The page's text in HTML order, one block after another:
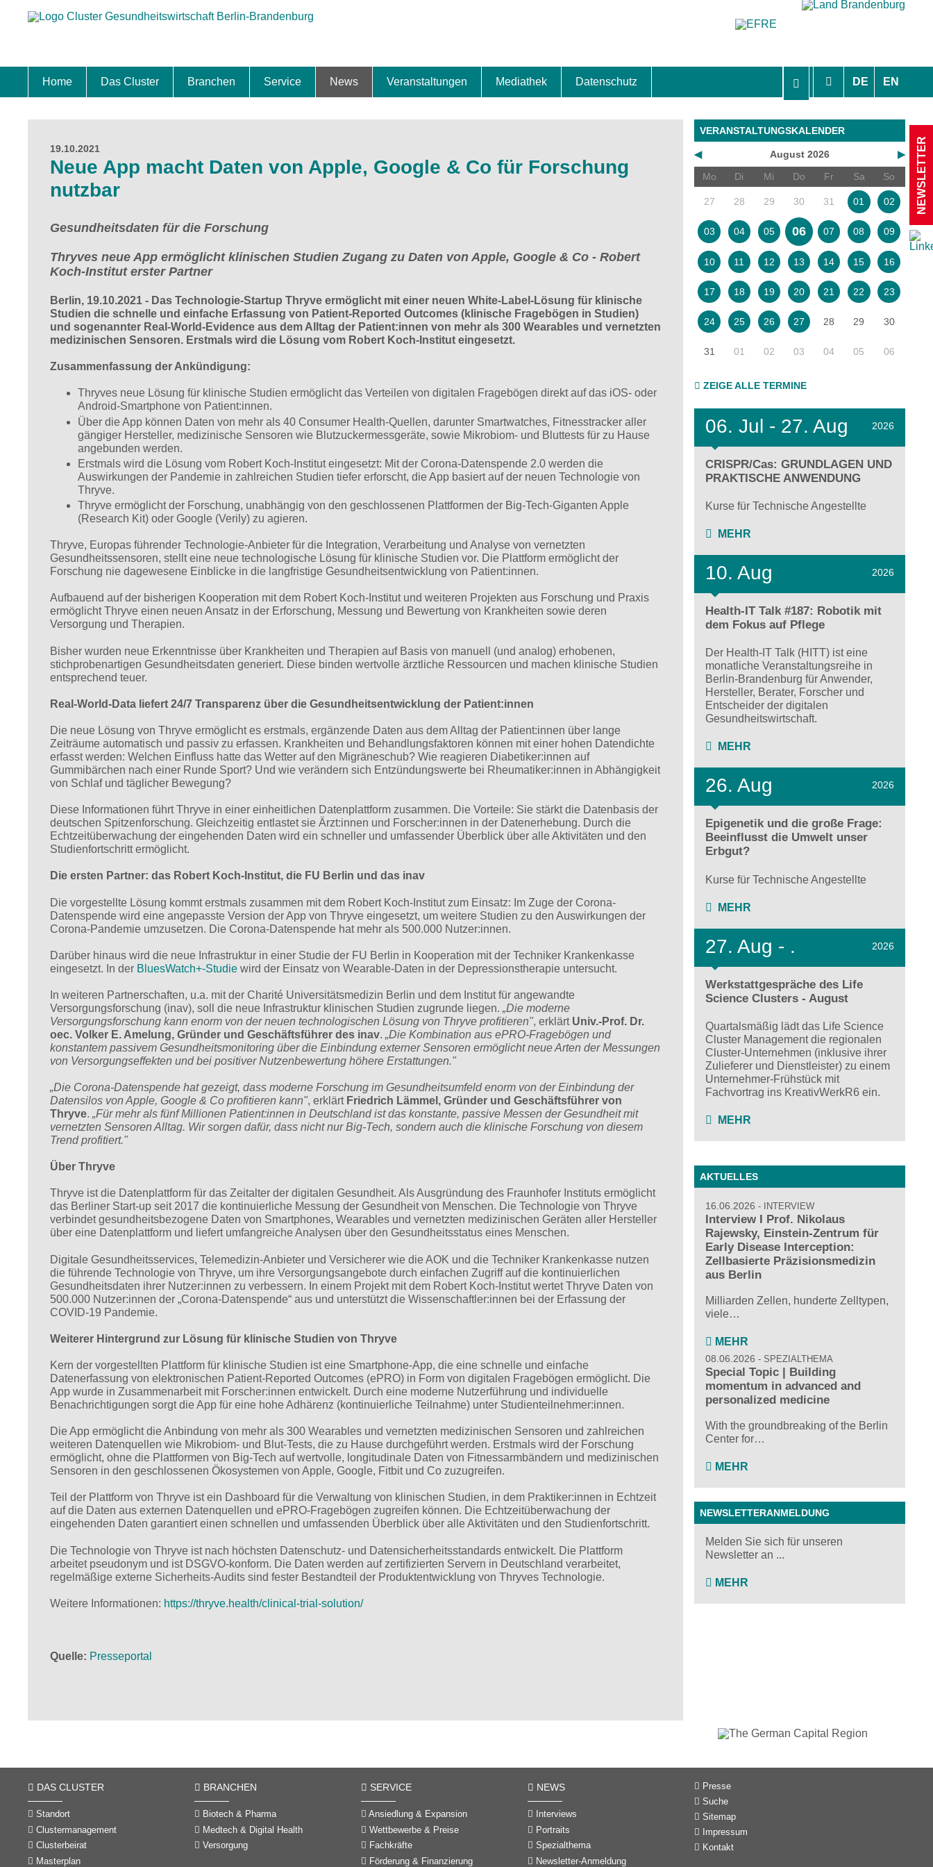
DE EN
Home Das Cluster Branchen Service News Veranstaltungen Mediathek Datenschutz
19.10.2021
Neue App macht Daten von Apple, Google & Co für Forschung
nutzbar
Gesundheitsdaten für die Forschung
Thryves neue App ermöglicht klinischen Studien Zugang zu Daten von Apple, Google & Co - Robert
Koch-Institut erster Partner
Berlin, 19.10.2021 - Das Technologie-Startup Thryve ermöglicht mit einer neuen White-Label-Lösung für klinische
Studien die schnelle und einfache Erfassung von Patient-Reported Outcomes (klinische Fragebögen in Studien)
und sogenannter Real-World-Evidence aus dem Alltag der Patient:innen von mehr als 300 Wearables und vernetzten
medizinischen Sensoren. Erstmals wird die Lösung vom Robert Koch-Institut eingesetzt.
Zusammenfassung der Ankündigung:
Thryves neue Lösung für klinische Studien ermöglicht das Verteilen von digitalen Fragebögen direkt auf das iOS- oder
Android-Smartphone von Patient:innen.
Über die App können Daten von mehr als 40 Consumer Health-Quellen, darunter Smartwatches, Fitnesstracker aller
gängiger Hersteller, medizinische Sensoren wie Blutzuckermessgeräte, sowie Mikrobiom- und Bluttests für zu Hause
angebunden werden.
Erstmals wird die Lösung vom Robert Koch-Institut eingesetzt: Mit der Corona-Datenspende 2.0 werden die
Auswirkungen der Pandemie in zahlreichen Studien tiefer erforscht, die App basiert auf der neuen Technologie von
Thryve.
Thryve ermöglicht der Forschung, unabhängig von den geschlossenen Plattformen der Big-Tech-Giganten Apple
(Research Kit) oder Google (Verily) zu agieren.
Thryve, Europas führender Technologie-Anbieter für die Integration, Verarbeitung und Analyse von vernetzten
Gesundheitssensoren, stellt eine neue technologische Lösung für klinische Studien vor. Die Plattform ermöglicht der
Forschung nie dagewesene Einblicke in die langfristige Gesundheitsentwicklung von Patient:innen.
Aufbauend auf der bisherigen Kooperation mit dem Robert Koch-Institut und weiteren Projekten aus Forschung und Praxis
ermöglicht Thryve einen neuen Ansatz in der Erforschung, Messung und Bewertung von Krankheiten sowie deren
Versorgung und Therapien.
Bisher wurden neue Erkenntnisse über Krankheiten und Therapien auf Basis von manuell (und analog) erhobenen,
stichprobenartigen Gesundheitsdaten generiert. Diese binden wertvolle ärztliche Ressourcen und machen klinische Studien
entsprechend teuer.
Real-World-Data liefert 24/7 Transparenz über die Gesundheitsentwicklung der Patient:innen
Die neue Lösung von Thryve ermöglicht es erstmals, ergänzende Daten aus dem Alltag der Patient:innen über lange
Zeiträume automatisch und passiv zu erfassen. Krankheiten und Behandlungsfaktoren können mit einer hohen Datendichte
erfasst werden: Welchen Einfluss hatte das Wetter auf den Migräneschub? Wie reagieren Diabetiker:innen auf
Gummibärchen nach einer Runde Sport? Und wie verändern sich Entzündungswerte bei Rheumatiker:innen in Abhängigkeit
von Schlaf und täglicher Bewegung?
Diese Informationen führt Thryve in einer einheitlichen Datenplattform zusammen. Die Vorteile: Sie stärkt die Datenbasis der
deutschen Spitzenforschung. Gleichzeitig entlastet sie Ärzt:innen und Forscher:innen in der Datenerhebung. Durch die
Echtzeitüberwachung der eingehenden Daten wird ein schneller und umfassender Überblick über alle Aktivitäten und den
Studienfortschritt ermöglicht.
Die ersten Partner: das Robert Koch-Institut, die FU Berlin und das inav
Die vorgestellte Lösung kommt erstmals zusammen mit dem Robert Koch-Institut zum Einsatz: Im Zuge der Corona-
Datenspende wird eine angepasste Version der App von Thryve eingesetzt, um weitere Studien zu den Auswirkungen der
Corona-Pandemie umzusetzen. Die Corona-Datenspende hat mehr als 500.000 Nutzer:innen.
Darüber hinaus wird die neue Infrastruktur in einer Studie der FU Berlin in Kooperation mit der Techniker Krankenkasse
eingesetzt. In der BluesWatch+-Studie wird der Einsatz von Wearable-Daten in der Depressionstherapie untersucht.
In weiteren Partnerschaften, u.a. mit der Charité Universitätsmedizin Berlin und dem Institut für angewandte
Versorgungsforschung (inav), soll die neue Infrastruktur klinischen Studien zugrunde liegen. „Die moderne
Versorgungsforschung kann enorm von der neuen technologischen Lösung von Thryve profitieren", erklärt Univ.-Prof. Dr.
oec. Volker E. Amelung, Gründer und Geschäftsführer des inav. „Die Kombination aus ePRO-Fragebögen und
konstantem passivem Gesundheitsmonitoring über die Einbindung externer Sensoren ermöglicht neue Arten der Messungen
von Versorgungseffekten und bei positiver Nutzenbewertung höhere Erstattungen."
„Die Corona-Datenspende hat gezeigt, dass moderne Forschung im Gesundheitsumfeld enorm von der Einbindung der
Datensilos von Apple, Google & Co profitieren kann", erklärt Friedrich Lämmel, Gründer und Geschäftsführer von
Thryve. „Für mehr als fünf Millionen Patient:innen in Deutschland ist das konstante, passive Messen der Gesundheit mit
vernetzten Sensoren Alltag. Wir sorgen dafür, dass nicht nur Big-Tech, sondern auch die klinische Forschung von diesem
Trend profitiert."
Über Thryve
Thryve ist die Datenplattform für das Zeitalter der digitalen Gesundheit. Als Ausgründung des Fraunhofer Instituts ermöglicht
das Berliner Start-up seit 2017 die kontinuierliche Messung der Gesundheit von Menschen. Die Technologie von Thryve
verbindet gesundheitsbezogene Daten von Smartphones, Wearables und vernetzten medizinischen Geräten aller Hersteller
über eine Datenplattform und liefert umfangreiche Analysen über den Gesundheitsstatus eines Menschen.
Digitale Gesundheitsservices, Telemedizin-Anbieter und Versicherer wie die AOK und die Techniker Krankenkasse nutzen
die führende Technologie von Thryve, um ihre Versorgungsangebote durch einfachen Zugriff auf die kontinuierlichen
Gesundheitsdaten ihrer Nutzer:innen zu verbessern. In einem Projekt mit dem Robert Koch-Institut wertet Thryve Daten von
500.000 Nutzer:innen der „Corona-Datenspende“ aus und unterstützt die Wissenschaftler:innen bei der Erfassung der
COVID-19 Pandemie.
Weiterer Hintergrund zur Lösung für klinische Studien von Thryve
Kern der vorgestellten Plattform für klinische Studien ist eine Smartphone-App, die eine schnelle und einfache
Datenerfassung von elektronischen Patient-Reported Outcomes (ePRO) in Form von digitalen Fragebögen ermöglicht. Die
App wurde in Zusammenarbeit mit Forscher:innen entwickelt. Durch eine moderne Nutzerführung und individuelle
Benachrichtigungen sorgt die App für eine hohe Adhärenz (kontinuierliche Teilnahme) unter Studienteilnehmer:innen.
Die App ermöglicht die Anbindung von mehr als 300 Wearables und vernetzten medizinischen Sensoren und zahlreichen
weiteren Datenquellen wie Mikrobiom- und Blut-Tests, die zu Hause durchgeführt werden. Erstmals wird der Forschung
ermöglicht, ohne die Plattformen von Big-Tech auf wertvolle, longitudinale Daten von Fitnessarmbändern und medizinischen
Sensoren in den geschlossenen Ökosystemen von Apple, Google, Fitbit und Co zuzugreifen.
Teil der Plattform von Thryve ist ein Dashboard für die Verwaltung von klinischen Studien, in dem Praktiker:innen in Echtzeit
auf die Daten aus externen Datenquellen und ePRO-Fragebögen zugreifen können. Die Echtzeitüberwachung der
eingehenden Daten garantiert einen schnellen und umfassenden Überblick über alle Aktivitäten und den Studienfortschritt.
Die Technologie von Thryve ist nach höchsten Datenschutz- und Datensicherheitsstandards entwickelt. Die Plattform
arbeitet pseudonym und ist DSGVO-konform. Die Daten werden auf zertifizierten Servern in Deutschland verarbeitet,
regelmäßige externe Sicherheits-Audits sind fester Bestandteil der Produktentwicklung von Thryves Technologie.
Weitere Informationen: https://thryve.health/clinical-trial-solution/
Quelle Presseportal
VERANSTALTUNGSKALENDER
◀ ▶
August 2026
Mo
Di Mi Do Fr Sa So
27 28 29 30 31 01 02
03 04 05 06 07 08 09
10 11 12 13 14 15 16
17 18 19 20 21 22 23
24 25 26 27 28 29 30
31 01 02 03 04 05 06
ZEIGE ALLE TERMINE
06. Jul - 27. Aug 2026
CRISPR/Cas: GRUNDLAGEN UND
PRAKTISCHE ANWENDUNG
Kurse für Technische Angestellte
MEHR
10. Aug 2026
Health-IT Talk #187: Robotik mit
dem Fokus auf Pflege
Der Health-IT Talk (HITT) ist eine
monatliche Veranstaltungsreihe in
Berlin-Brandenburg für Anwender,
Hersteller, Berater, Forscher und
Entscheider der digitalen
Gesundheitswirtschaft.
MEHR
26. Aug 2026
Epigenetik und die große Frage:
Beeinflusst die Umwelt unser
Erbgut?
Kurse für Technische Angestellte
MEHR
27. Aug - . 2026
Werkstattgespräche des Life
Science Clusters - August
Quartalsmäßig lädt das Life Science
Cluster Management die regionalen
Cluster-Unternehmen (inklusive ihrer
Zulieferer und Dienstleister) zu einem
Unternehmer-Frühstück mit
Fachvortrag ins KreativWerkR6 ein.
MEHR
AKTUELLES
16.06.2026 INTERVIEW
Interview I Prof. Nikolaus
Rajewsky, Einstein-Zentrum für
Early Disease Interception:
Zellbasierte Präzisionsmedizin
aus Berlin
Milliarden Zellen, hunderte Zelltypen,
viele…
MEHR
08.06.2026 SPEZIALTHEMA
Special Topic | Building
momentum in advanced and
personalized medicine
With the groundbreaking of the Berlin
Center for…
MEHR
NEWSLETTERANMELDUNG
Melden Sie sich für unseren
Newsletter an ...
MEHR
NEWSLETTER
DAS CLUSTER
Standort
Clustermanagement
Clusterbeirat
Masterplan
BRANCHEN
Biotech & Pharma
Medtech & Digital Health
Versorgung
SERVICE
Ansiedlung & Expansion
Wettbewerbe & Preise
Fachkräfte
Förderung & Finanzierung
NEWS
Interviews
Portraits
Spezialthema
Newsletter-Anmeldung
Presse
Suche
Sitemap
Impressum
Kontakt